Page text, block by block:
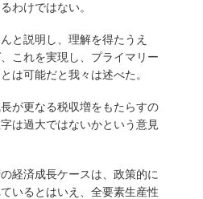
わけではない。
と説明し、理解を得たうえ
これを実現し、プライマリー
は可能だと我々は述べた。
が更なる税収増をもたらすの
は過大ではないかという意見
経済成長ケースは、政策的に
いるとはいえ、全要素生産性